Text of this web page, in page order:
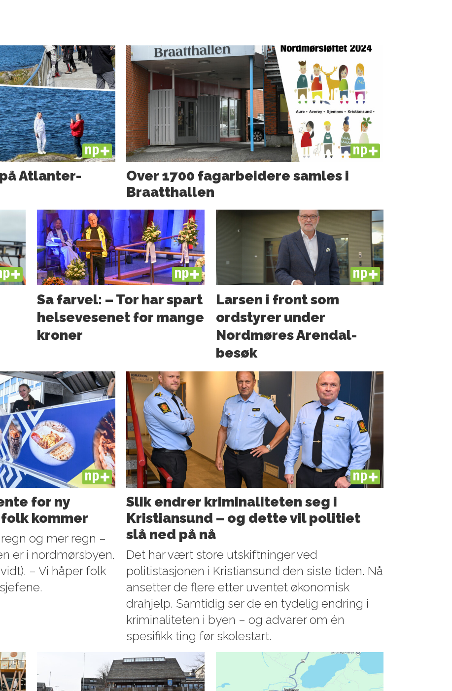
PLUS
Atlanter­
PLUS
Over 1700 fagarbeidere samles i
Braatthallen
PLUS
Sa farvel: – Tor har spart
helsevesenet for mange
kroner
PLUS
Larsen i front som
ordstyrer under
Nordmøres Arendal-
besøk
PLUS
for ny
kommer
og mer regn –
er i nordmørsbyen.
– Vi håper folk
PLUS
Slik endrer kriminaliteten seg i
Kristiansund – og dette vil politiet
slå ned på nå
Det har vært store utskiftninger ved
politistasjonen i Kristiansund den siste tiden. Nå
ansetter de flere etter uventet økonomisk
drahjelp. Samtidig ser de en tydelig endring i
kriminaliteten i byen – og advarer om én
spesifikk ting før skolestart.